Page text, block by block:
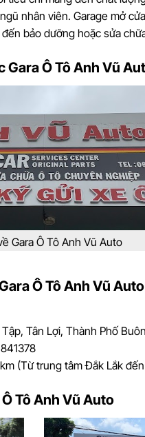
nhân viên. Garage mở
bảo dưỡng hoặc sửa
Gara Ô Tô Anh Vũ
Gara Ô Tô Anh Vũ Auto
Ô Tô Anh Vũ Auto
Tân Lợi, Thành Phố
(Từ trung tâm Đắk Lắk
Tô Anh Vũ Auto